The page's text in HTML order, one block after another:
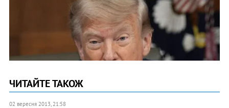
ЧИТАЙТЕ ТАКОЖ
02 вересня 2013, 21:58